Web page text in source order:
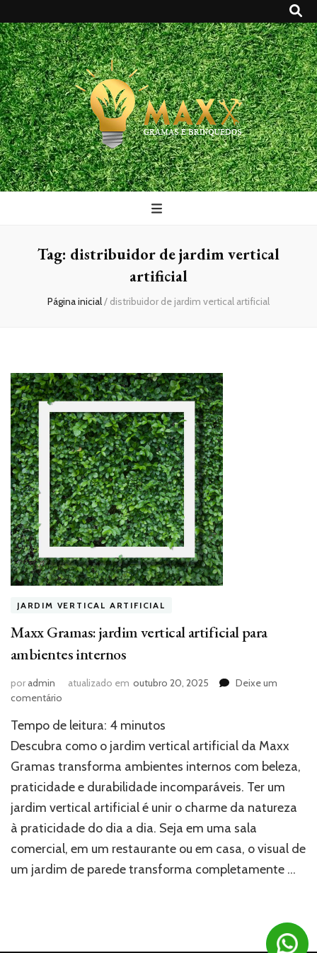
Maxx Gramas
Blog
Tag: distribuidor de jardim vertical
artificial
Página inicial/ distribuidor de jardim vertical artificial
JARDIM VERTICAL ARTIFICIAL
Maxx Gramas: jardim vertical artificial para
ambientes internos
poradmin atualizado em outubro 20, 2025
Deixe um
comentário
Gramas:
jardim
artificial
para
ambientes
internos
Tempo de leitura: 4 minutos
Descubra como o jardim vertical artificial da Maxx
Gramas transforma ambientes internos com beleza,
praticidade e durabilidade incomparáveis. Ter um
jardim vertical artificial é unir o charme da natureza
à praticidade do dia a dia. Seja em uma sala
comercial, em um restaurante ou em casa, o visual de
um jardim de parede transforma completamente …